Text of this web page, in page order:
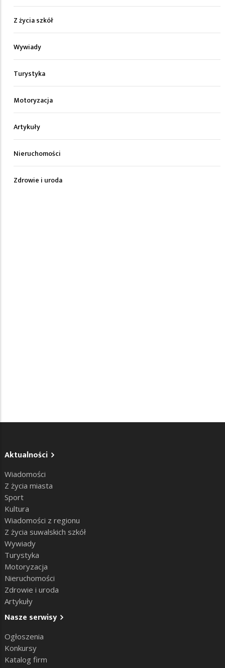
Z życia szkół
Wywiady
Turystyka
Motoryzacja
Artykuły
Nieruchomości
Zdrowie i uroda
Aktualności
Wiadomości
Z życia miasta
Sport
Kultura
Wiadomości z regionu
Z życia suwalskich szkół
Wywiady
Turystyka
Motoryzacja
Nieruchomości
Zdrowie i uroda
Artykuły
Nasze serwisy
Ogłoszenia
Konkursy
Katalog firm